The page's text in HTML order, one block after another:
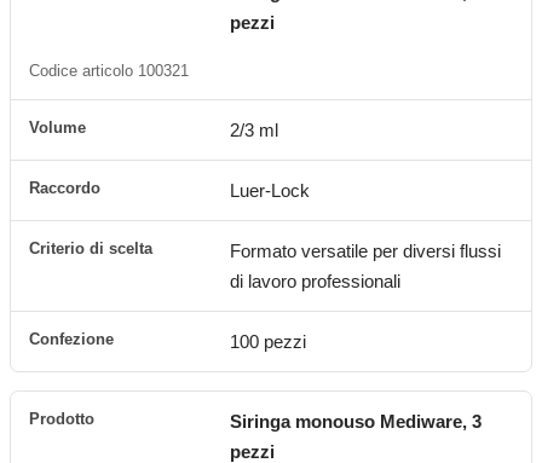
pezzi
Codice articolo 100321
2/3 ml
Luer-Lock
Formato versatile per diversi flussi
di lavoro professionali
100 pezzi
Siringa monouso Mediware, 3
pezzi